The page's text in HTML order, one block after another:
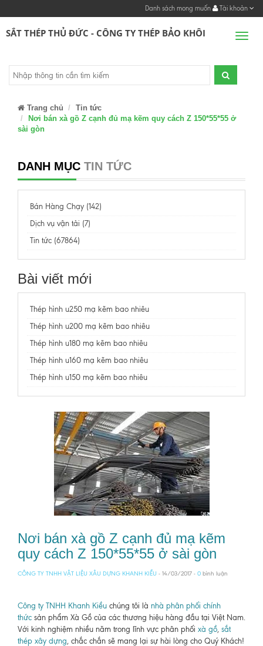
Danh sách mong muốn Tài khoản
SẮT THÉP THỦ ĐỨC - CÔNG TY THÉP BẢO KHÔI
Trang chủ
Tin tức
Nơi bán xà gồ Z cạnh đủ mạ kẽm quy cách Z 150*55*55 ở
sài gòn
DANH MỤC TIN TỨC
Bán Hàng Chạy (142)
Dịch vụ vận tải (7)
Tin tức (67864)
Bài viết mới
Thép hình u250 mạ kẽm bao nhiêu
Thép hình u200 mạ kẽm bao nhiêu
Thép hình u180 mạ kẽm bao nhiêu
Thép hình u160 mạ kẽm bao nhiêu
Thép hình u150 mạ kẽm bao nhiêu
Nơi bán xà gồ Z cạnh đủ mạ kẽm
quy cách Z 150*55*55 ở sài gòn
CÔNG TY TNHH VẬT LIỆU XÂU DỰNG KHANH KIỀU - 14/03/2017 - 0 bình luận
Công ty TNHH Khanh Kiều chúng tôi là nhà phân phối chính
thức sản phẩm Xà Gồ của các thương hiệu hàng đầu tại Việt Nam.
Với kinh nghiệm nhiều năm trong lĩnh vực phân phối xà gồ, sắt
thép xây dựng, chắc chắn sẽ mang lại sự hài lòng cho Quý Khách!